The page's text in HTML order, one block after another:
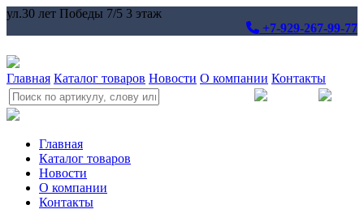
ул.30 лет Победы 7/5 3 этаж
+7-929-267-99-77
Главная Каталог товаров Новости О компании Контакты
Главная
Каталог товаров
Новости
О компании
Контакты